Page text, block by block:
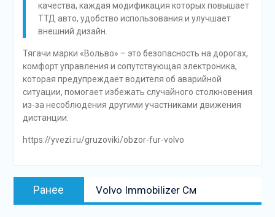
качества, каждая модификация которых повышает
ТТД авто, удобство использования и улучшает
внешний дизайн.
Тягачи марки «Вольво» – это безопасность на дорогах,
комфорт управления и сопутствующая электроника,
которая предупреждает водителя об аварийной
ситуации, помогает избежать случайного столкновения
из-за несоблюдения другими участниками движения
дистанции.
https://yvezi.ru/gruzoviki/obzor-fur-volvo
Навигация
Ранее
Предыдущая
запись:
Volvo Immobilizer См